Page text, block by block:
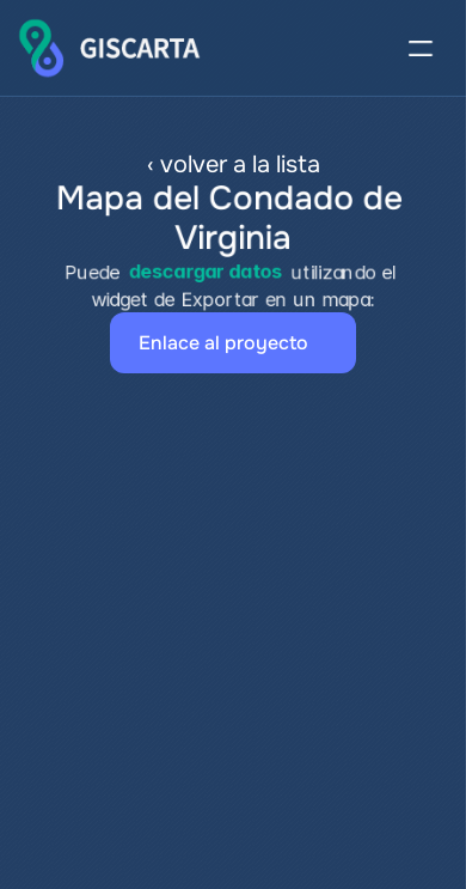
‹ volver a la lista
Mapa del Condado de
Virginia
Puede descargar datos utilizando el
widget de Exportar en un mapa:
Enlace al proyecto